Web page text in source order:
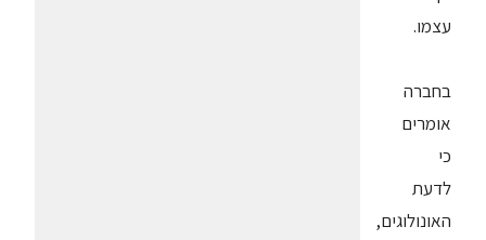
עצמו.
בחברה
אומרים
כי
לדעת
האונולוגים,